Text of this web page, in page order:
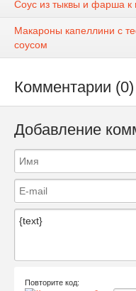
Соус из тыквы и фарша к
Макароны капеллини с
соусом
Комментарии (0)
Добавление
Повторите код: